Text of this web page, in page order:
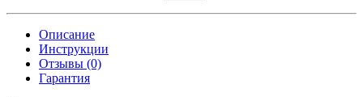
Описание
Инструкции
Отзывы (0)
Гарантия